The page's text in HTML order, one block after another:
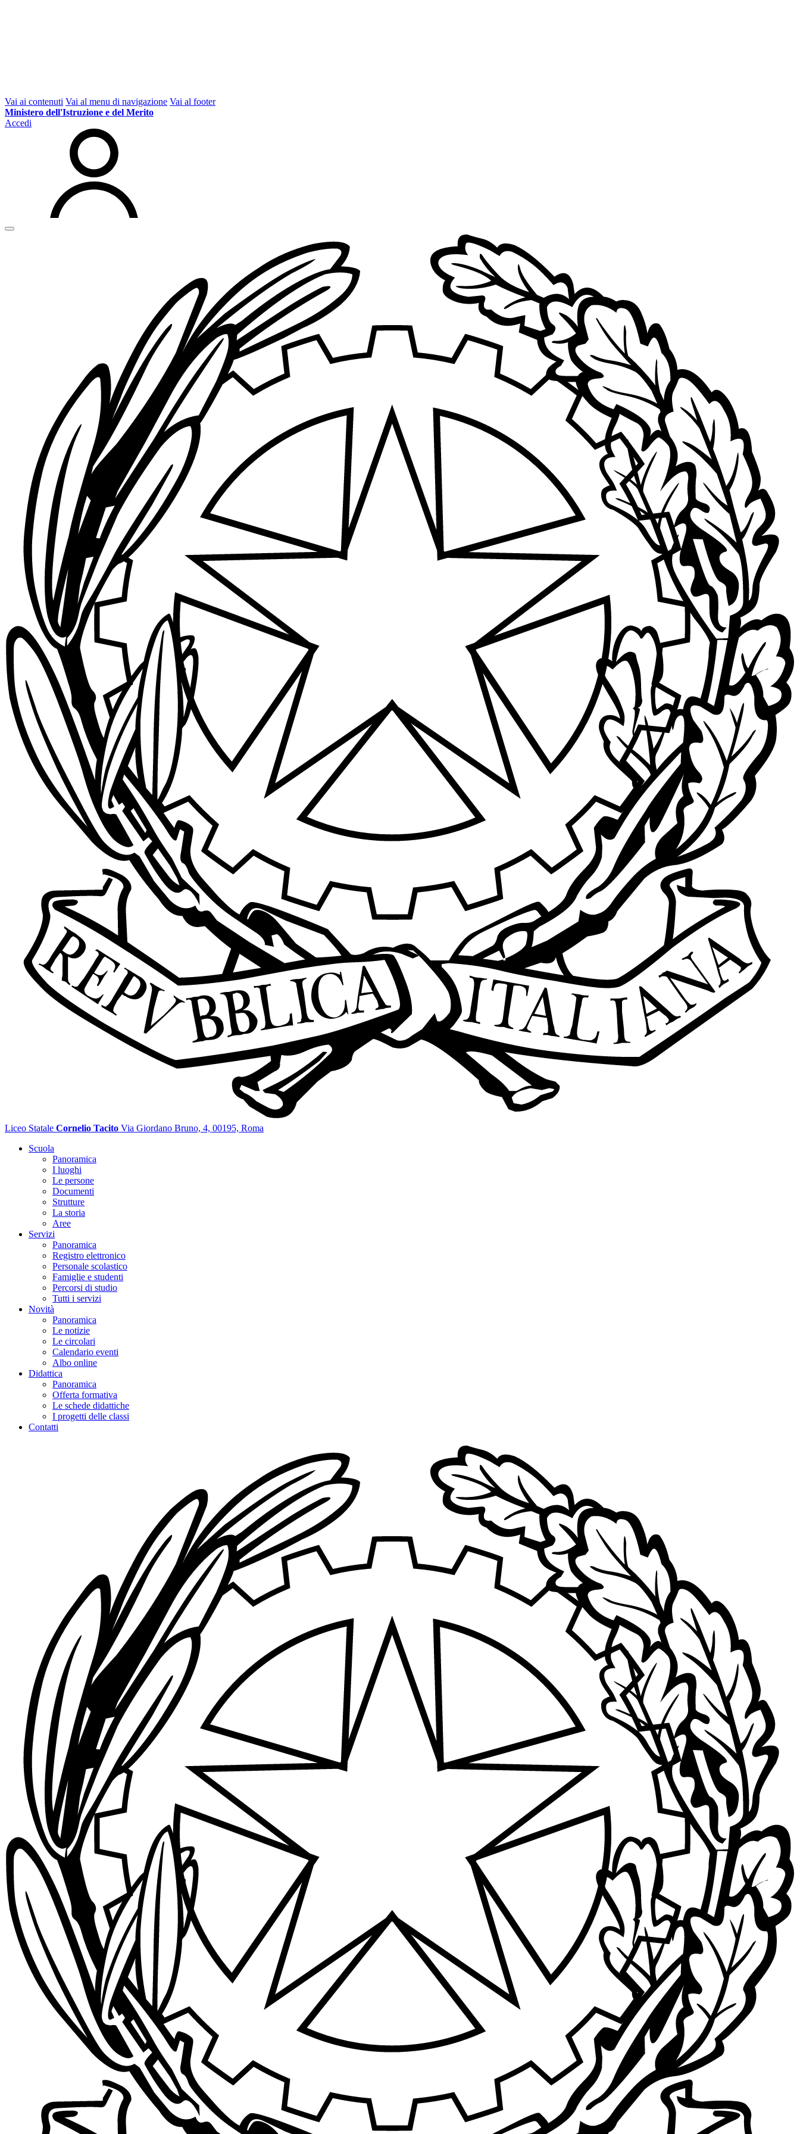
Vai ai contenuti Vai al menu di navigazione Vai al footer
Ministero dell'Istruzione e del Merito
Accedi
Liceo Statale Cornelio Tacito Via Giordano Bruno, 4, 00195, Roma
Scuola
Panoramica
I luoghi
Le persone
Documenti
Strutture
La storia
Aree
Servizi
Panoramica
Registro elettronico
Personale scolastico
Famiglie e studenti
Percorsi di studio
Tutti i servizi
Novità
Panoramica
Le notizie
Le circolari
Calendario eventi
Albo online
Didattica
Panoramica
Offerta formativa
Le schede didattiche
I progetti delle classi
Contatti